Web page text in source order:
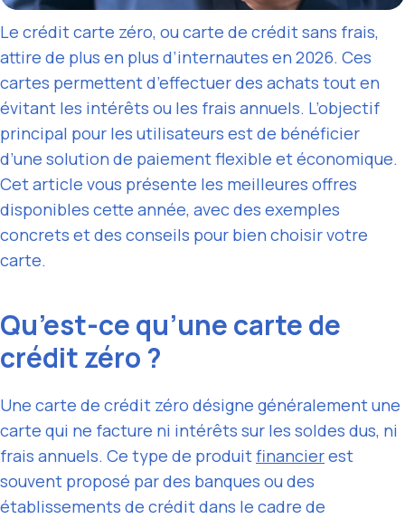
Le crédit carte zéro, ou carte de crédit sans frais,
attire de plus en plus d’internautes en 2026. Ces
cartes permettent d’effectuer des achats tout en
évitant les intérêts ou les frais annuels. L’objectif
principal pour les utilisateurs est de bénéficier
d’une solution de paiement flexible et économique.
Cet article vous présente les meilleures offres
disponibles cette année, avec des exemples
concrets et des conseils pour bien choisir votre
carte.
Qu’est-ce qu’une carte de
crédit zéro ?
Une carte de crédit zéro désigne généralement une
carte qui ne facture ni intérêts sur les soldes dus, ni
frais annuels. Ce type de produitfinancierest
souvent proposé par des banques ou des
établissements de crédit dans le cadre de